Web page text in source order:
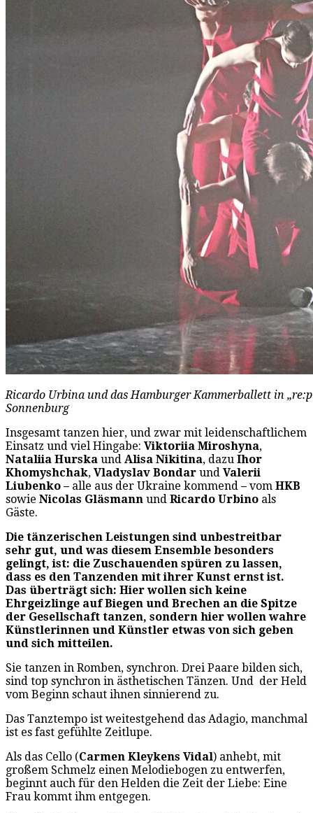
Ricardo Urbina und das Hamburger Kammerballett in
Sonnenburg
Insgesamt tanzen hier, und zwar mit leidenschaftlichem
Einsatz und viel Hingabe: Viktoriia Miroshyna,
Nataliia Hurska und Alisa Nikitina, dazu Ihor
Khomyshchak, Vladyslav Bondar und Valerii
Liubenko – alle aus der Ukraine kommend – vom HKB
sowie Nicolas Gläsmann und Ricardo Urbino als
Gäste.
Die tänzerischen Leistungen sind unbestreitbar
sehr gut, und was diesem Ensemble besonders
gelingt, ist: die Zuschauenden spüren zu lassen,
dass es den Tanzenden mit ihrer Kunst ernst ist.
Das überträgt sich: Hier wollen sich keine
Ehrgeizlinge auf Biegen und Brechen an die Spitze
der Gesellschaft tanzen, sondern hier wollen wahre
Künstlerinnen und Künstler etwas von sich geben
und sich mitteilen.
Sie tanzen in Romben, synchron. Drei Paare bilden sich,
sind top synchron in ästhetischen Tänzen. Und der Held
vom Beginn schaut ihnen sinnierend zu.
Das Tanztempo ist weitestgehend das Adagio, manchmal
ist es fast gefühlte Zeitlupe.
Als das Cello (Carmen Kleykens Vidal) anhebt, mit
großem Schmelz einen Melodiebogen zu entwerfen,
beginnt auch für den Helden die Zeit der Liebe: Eine
Frau kommt ihm entgegen.